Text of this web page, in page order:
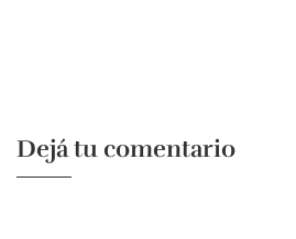
Dejá tu comentario